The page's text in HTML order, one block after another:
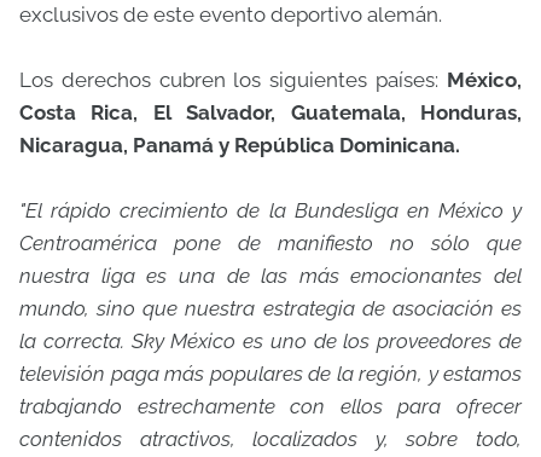
exclusivos de este evento deportivo alemán.
Los derechos cubren los siguientes países: México,
Costa Rica, El Salvador, Guatemala, Honduras,
Nicaragua, Panamá y República Dominicana.
"El rápido crecimiento de la Bundesliga en México y
Centroamérica pone de manifiesto no sólo que
nuestra liga es una de las más emocionantes del
mundo, sino que nuestra estrategia de asociación es
la correcta. Sky México es uno de los proveedores de
televisión paga más populares de la región, y estamos
trabajando estrechamente con ellos para ofrecer
contenidos atractivos, localizados y, sobre todo,